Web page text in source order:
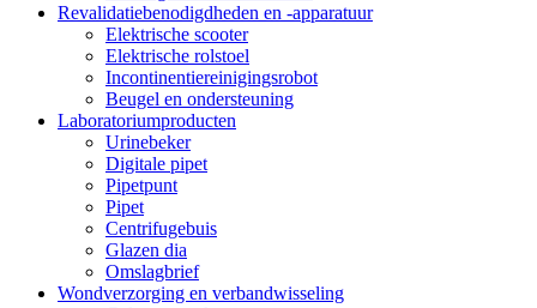
Revalidatiebenodigdheden en -apparatuur
Elektrische scooter
Elektrische rolstoel
Incontinentiereinigingsrobot
Beugel en ondersteuning
Laboratoriumproducten
Urinebeker
Digitale pipet
Pipetpunt
Pipet
Centrifugebuis
Glazen dia
Omslagbrief
Wondverzorging en verbandwisseling